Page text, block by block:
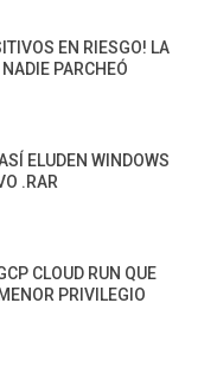
EN RIESGO! LA
PARCHEÓ
ELUDEN WINDOWS
.RAR
CLOUD RUN QUE
PRIVILEGIO